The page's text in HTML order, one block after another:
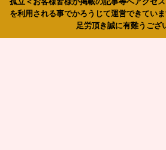
を利用される事でかろうじて運営できてい
足労頂き誠に有難うござ